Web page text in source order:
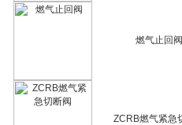
燃气止回阀
ZCRB燃气紧急